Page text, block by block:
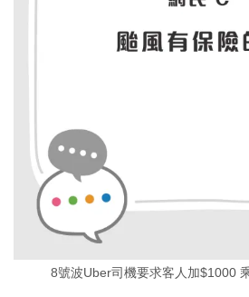
8號波Uber司機要求客人加$1000